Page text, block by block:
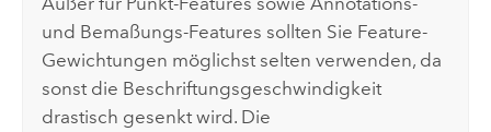
und Bemaßungs-Features sollten Sie Feature-
Gewichtungen möglichst selten verwenden, da
sonst die Beschriftungsgeschwindigkeit
drastisch gesenkt wird. Die